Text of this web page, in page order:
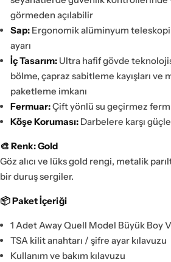
görmeden açılabilir
Sap: Ergonomik alüminyum
ayarı
İç Tasarım: Ultra hafif gövde
bölme, çapraz sabitleme kayışları ve
paketleme imkanı
Fermuar:Çift yönlü su geçirmez
Köşe Koruması: Darbelere karşı
🎨 Renk: Gold
Göz alıcı ve lüks gold rengi, metalik
bir duruş sergiler.
📦 Paket İçeriği
1 Adet Away Quell Model Büyük Boy
TSA kilit anahtarı / şifre ayar kılavuzu
Kullanım ve bakım kılavuzu